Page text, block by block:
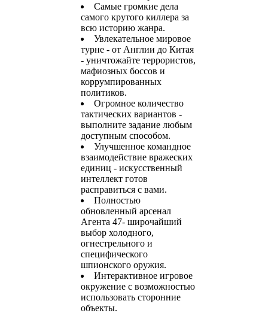
Самые громкие дела
самого крутого киллера за
всю историю жанра.
Увлекательное мировое
турне - от Англии до Китая
- уничтожайте террористов,
мафиозных боссов и
коррумпированных
политиков.
Огромное количество
тактических вариантов -
выполните задание любым
доступным способом.
Улучшенное командное
взаимодействие вражеских
единиц - искусственный
интеллект готов
расправиться с вами.
Полностью
обновленный арсенал
Агента 47- широчайший
выбор холодного,
огнестрельного и
специфического
шпионского оружия.
Интерактивное игровое
окружение с возможностью
использовать сторонние
объекты.